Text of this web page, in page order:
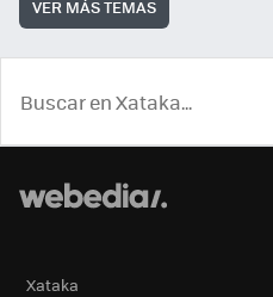
VER MÁS TEMAS
Xataka